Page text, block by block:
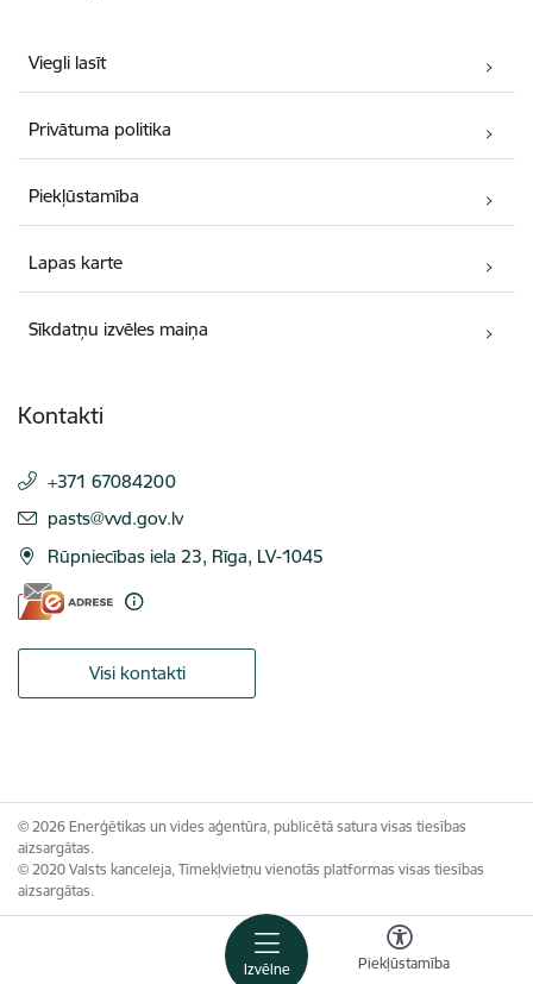
Izvēlne Piekļūstamība
Viegli lasīt
Privātuma politika
Piekļūstamība
Lapas karte
Sīkdatņu izvēles maiņa
Kontakti
+371 67084200
E-pasts:
pasts@vvd.gov.lv
Rūpniecības iela 23, Rīga, LV-1045
Visi kontakti
© 2026 Enerģētikas un vides aģentūra, publicētā satura visas tiesības
aizsargātas.
© 2020 Valsts kanceleja, Tīmekļvietņu vienotās platformas visas tiesības
aizsargātas.